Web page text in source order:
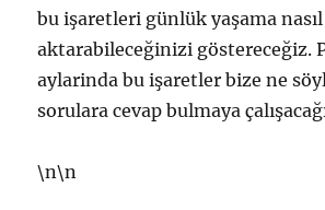
bu işaretleri günlük yaşama nasıl
aktarabileceğinizi göstereceğiz.
aylarinda bu işaretler bize ne
sorulara cevap bulmaya
\n\n